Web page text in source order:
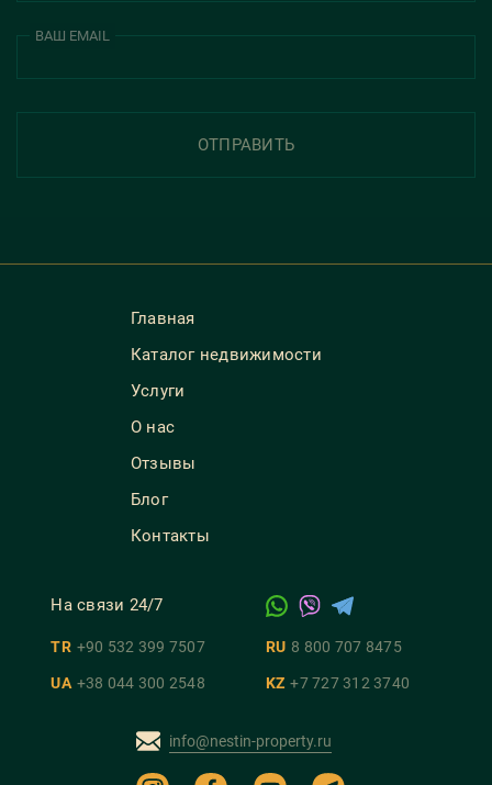
ВАШ EMAIL
ОТПРАВИТЬ
Главная
Каталог недвижимости
Услуги
О нас
Отзывы
Блог
Контакты
На связи 24/7
TR +90 532 399 7507 RU 8 800 707 8475
UA +38 044 300 2548 KZ +7 727 312 3740
info@nestin-property.ru